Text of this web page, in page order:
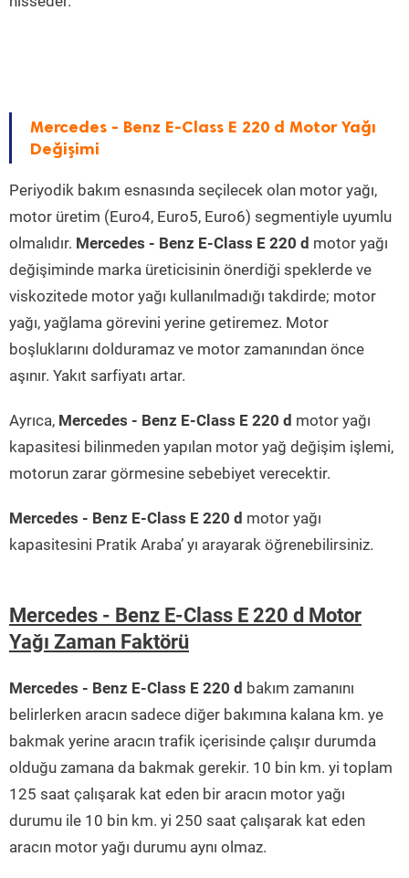
Mercedes - Benz E-Class E 220 d Motor Yağı
Değişimi
Periyodik bakım esnasında seçilecek olan motor yağı,
motor üretim (Euro4, Euro5, Euro6) segmentiyle uyumlu
olmalıdır. Mercedes - Benz E-Class E 220 d motor yağı
değişiminde marka üreticisinin önerdiği speklerde ve
viskozitede motor yağı kullanılmadığı takdirde; motor
yağı, yağlama görevini yerine getiremez. Motor
boşluklarını dolduramaz ve motor zamanından önce
aşınır. Yakıt sarfiyatı artar.
Ayrıca, Mercedes - Benz E-Class E 220 d motor yağı
kapasitesi bilinmeden yapılan motor yağ değişim işlemi,
motorun zarar görmesine sebebiyet verecektir.
Mercedes - Benz E-Class E 220 d motor yağı
kapasitesini Pratik Araba’ yı arayarak öğrenebilirsiniz.
Mercedes - Benz E-Class E 220 d Motor
Yağı Zaman Faktörü
Mercedes - Benz E-Class E 220 d bakım zamanını
belirlerken aracın sadece diğer bakımına kalana km. ye
bakmak yerine aracın trafik içerisinde çalışır durumda
olduğu zamana da bakmak gerekir. 10 bin km. yi toplam
125 saat çalışarak kat eden bir aracın motor yağı
durumu ile 10 bin km. yi 250 saat çalışarak kat eden
aracın motor yağı durumu aynı olmaz.